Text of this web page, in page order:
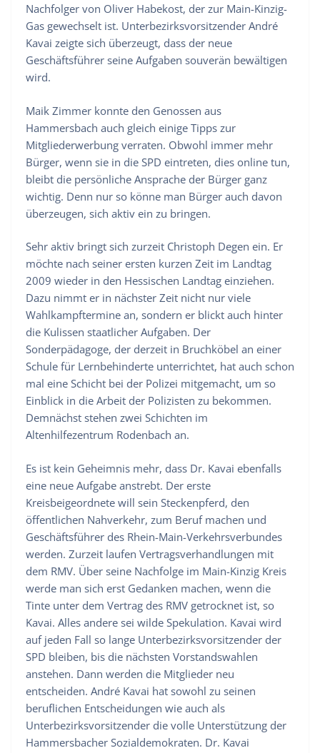
Nachfolger von Oliver Habekost, der zur Main-Kinzig-
Gas gewechselt ist. Unterbezirksvorsitzender André
Kavai zeigte sich überzeugt, dass der neue
Geschäftsführer seine Aufgaben souverän bewältigen
wird.
Maik Zimmer konnte den Genossen aus
Hammersbach auch gleich einige Tipps zur
Mitgliederwerbung verraten. Obwohl immer mehr
Bürger, wenn sie in die SPD eintreten, dies online tun,
bleibt die persönliche Ansprache der Bürger ganz
wichtig. Denn nur so könne man Bürger auch davon
überzeugen, sich aktiv ein zu bringen.
Sehr aktiv bringt sich zurzeit Christoph Degen ein. Er
möchte nach seiner ersten kurzen Zeit im Landtag
2009 wieder in den Hessischen Landtag einziehen.
Dazu nimmt er in nächster Zeit nicht nur viele
Wahlkampftermine an, sondern er blickt auch hinter
die Kulissen staatlicher Aufgaben. Der
Sonderpädagoge, der derzeit in Bruchköbel an einer
Schule für Lernbehinderte unterrichtet, hat auch schon
mal eine Schicht bei der Polizei mitgemacht, um so
Einblick in die Arbeit der Polizisten zu bekommen.
Demnächst stehen zwei Schichten im
Altenhilfezentrum Rodenbach an.
Es ist kein Geheimnis mehr, dass Dr. Kavai ebenfalls
eine neue Aufgabe anstrebt. Der erste
Kreisbeigeordnete will sein Steckenpferd, den
öffentlichen Nahverkehr, zum Beruf machen und
Geschäftsführer des Rhein-Main-Verkehrsverbundes
werden. Zurzeit laufen Vertragsverhandlungen mit
dem RMV. Über seine Nachfolge im Main-Kinzig Kreis
werde man sich erst Gedanken machen, wenn die
Tinte unter dem Vertrag des RMV getrocknet ist, so
Kavai. Alles andere sei wilde Spekulation. Kavai wird
auf jeden Fall so lange Unterbezirksvorsitzender der
SPD bleiben, bis die nächsten Vorstandswahlen
anstehen. Dann werden die Mitglieder neu
entscheiden. André Kavai hat sowohl zu seinen
beruflichen Entscheidungen wie auch als
Unterbezirksvorsitzender die volle Unterstützung der
Hammersbacher Sozialdemokraten. Dr. Kavai